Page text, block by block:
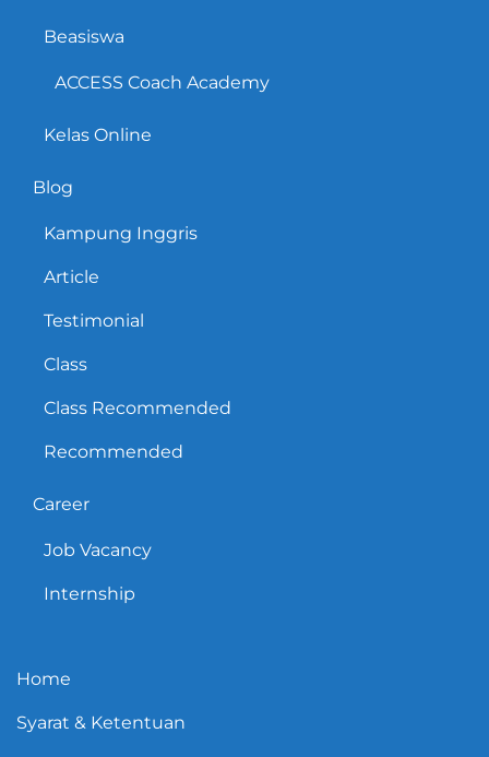
Beasiswa
ACCESS Coach Academy
Kelas Online
Blog
Kampung Inggris
Article
Testimonial
Class
Class Recommended
Recommended
Career
Job Vacancy
Internship
Home
Syarat & Ketentuan